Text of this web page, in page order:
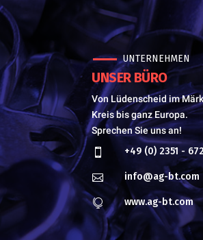
UNTERNEHMEN
UNSER BÜRO
Von Lüdenscheid im
Kreis bis ganz Europa.
Sprechen Sie uns an!
 +49 (0) 2351 -
 info@ag-bt.com
 www.ag-bt.com